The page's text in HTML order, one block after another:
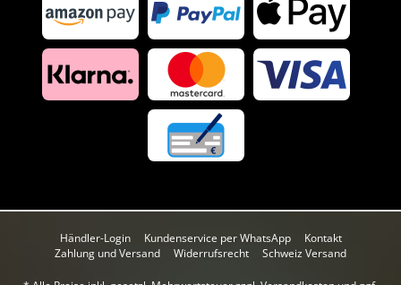
Händler-Login Kundenservice per WhatsApp
Kontakt
Zahlung und Versand
Widerrufsrecht Schweiz Versand